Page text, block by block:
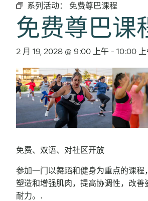
系列活动： 免费尊巴课程
免费尊巴课
2 月 19, 2028 @ 9:00 上午 - 10:00
免费、双语、对社区开放
参加一门以舞蹈和健身为重点的课程
塑造和增强肌肉，提高协调性，改善
耐力。.